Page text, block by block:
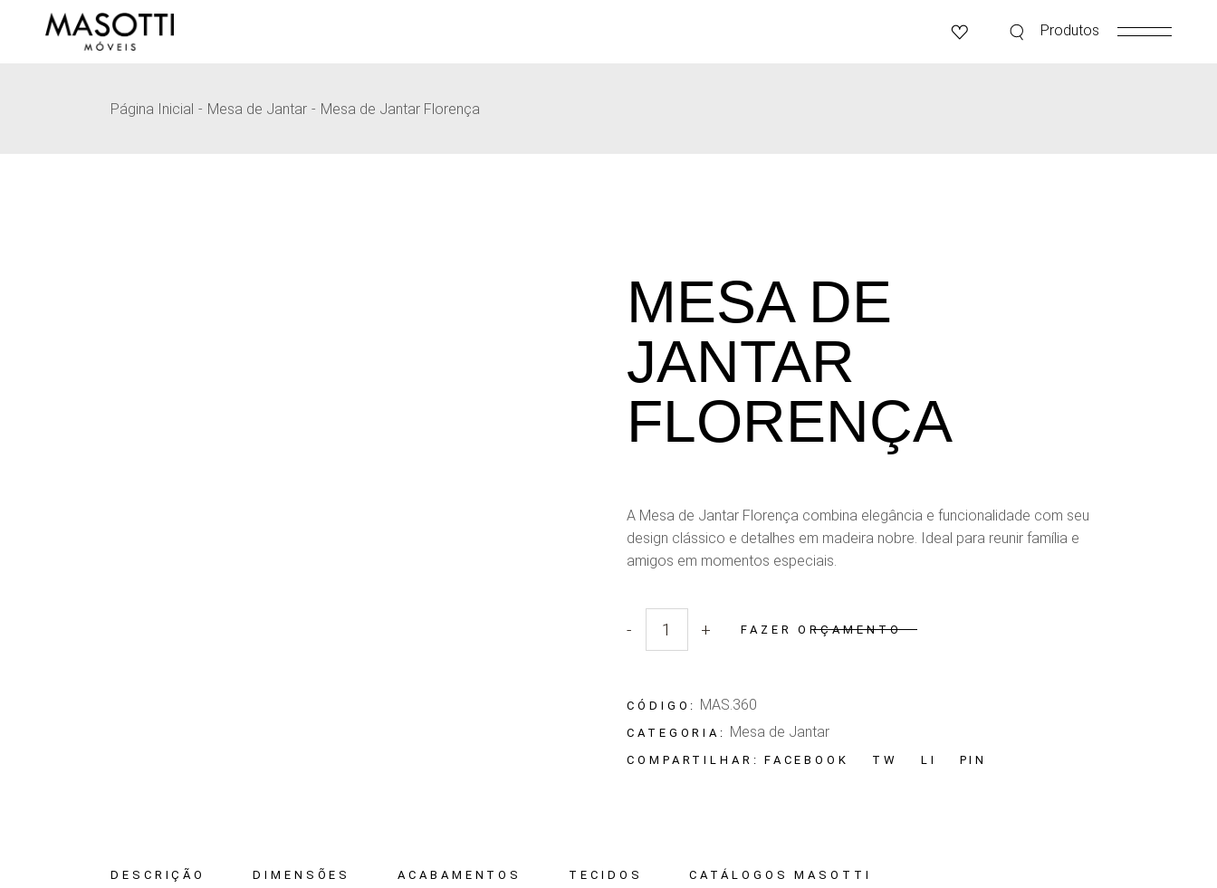
Produtos
Página Inicial Mesa de Jantar Mesa de Jantar Florença
MESA DE
JANTAR
FLORENÇA
A Mesa de Jantar Florença combina elegância e funcionalidade com seu
design clássico e detalhes em madeira nobre. Ideal para reunir família e
amigos em momentos especiais.
Quantidade Mesa de Jantar Florença
- + FAZER ORÇAMENTO
CÓDIGO: MAS.360
CATEGORIA: Mesa de Jantar
COMPARTILHAR: FACEBOOK TW LI PIN
DESCRIÇÃO DIMENSÕES ACABAMENTOS TECIDOS CATÁLOGOS MASOTTI